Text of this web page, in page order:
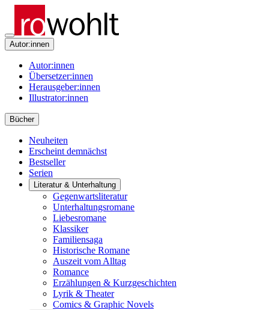
Autor:innen
Autor:innen
Übersetzer:innen
Herausgeber:innen
Illustrator:innen
Bücher
Neuheiten
Erscheint demnächst
Bestseller
Serien
Literatur & Unterhaltung
Gegenwartsliteratur
Unterhaltungsromane
Liebesromane
Klassiker
Familiensaga
Historische Romane
Auszeit vom Alltag
Romance
Erzählungen & Kurzgeschichten
Lyrik & Theater
Comics & Graphic Novels